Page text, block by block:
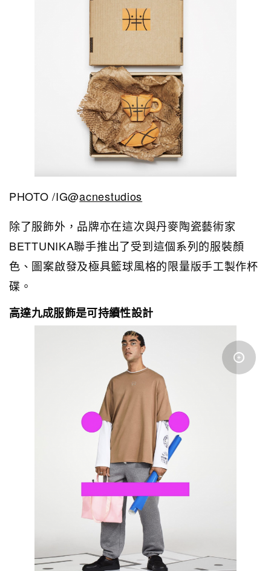
PHOTO /IG@acnestudios
除了服飾外，品牌亦在這次與丹麥陶瓷藝術家
BETTUNIKA聯手推出了受到這個系列的服裝顏
色、圖案啟發及極具籃球風格的限量版手工製作杯
碟。
高達九成服飾是可持續性設計